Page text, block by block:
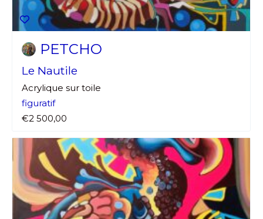
PETCHO
Le Nautile
Acrylique sur toile
figuratif
€2 500,00